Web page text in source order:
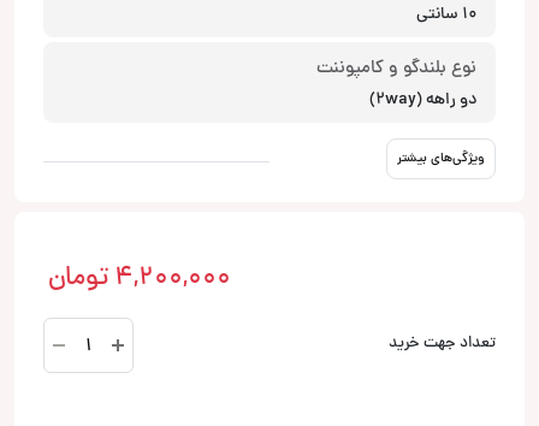
10 سانتی
نوع بلندگو و کامپوننت
دو راهه (2way)
ویژگی‌های بیشتر
4,200,000 تومان
تعداد جهت خرید
Alpha
4020